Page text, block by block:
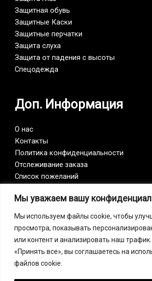
Мы уважаем вашу
Мы используем файлы cookie, чтобы
просмотра, показывать
или контент и анализировать наш
«Принять все», вы соглашаетесь на
файлов cookie.
Защитная обувь
Защитные Каски
Защитные перчатки
Защита слуха
Защита от падения с высоты
Спецодежда
Доп. Информация
О нас
Контакты
Политика конфиденциальности
Отслеживание заказа
Список пожеланий
Vision Zero
Наша компания является участником
Vision Zero. Vision Zero — это
подход к организации профилактики,
три направления – безопасность,
благополучие работников на всех